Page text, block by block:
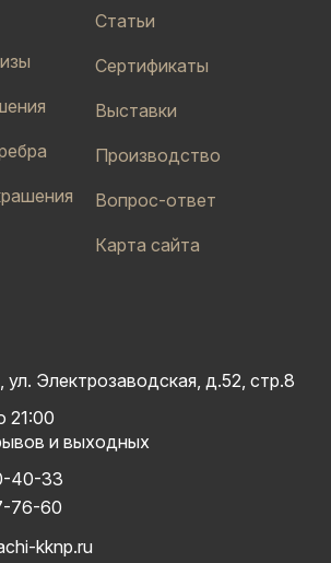
Статьи
Сертификаты
Выставки
Производство
Вопрос-ответ
Карта сайта
ул. Электрозаводская, д.52, стр.8
21:00
и выходных
40-33
76-60
kknp.ru